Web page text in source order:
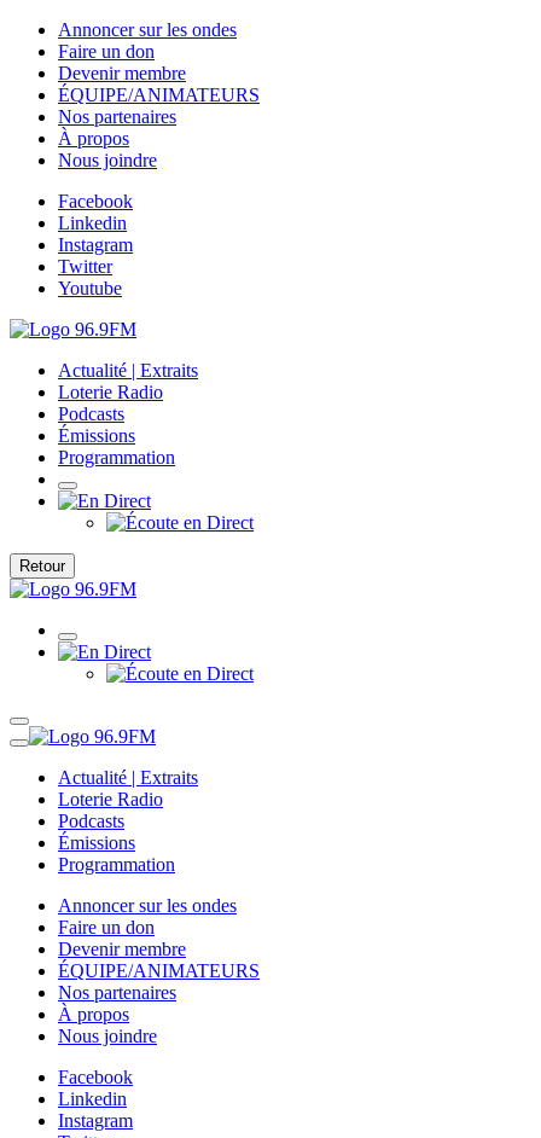
Annoncer sur les ondes
Faire un don
Devenir membre
ÉQUIPE/ANIMATEURS
Nos partenaires
À propos
Nous joindre
Facebook
Linkedin
Instagram
Twitter
Youtube
Actualité | Extraits
Loterie Radio
Podcasts
Émissions
Programmation
Retour
Actualité | Extraits
Loterie Radio
Podcasts
Émissions
Programmation
Annoncer sur les ondes
Faire un don
Devenir membre
ÉQUIPE/ANIMATEURS
Nos partenaires
À propos
Nous joindre
Facebook
Linkedin
Instagram